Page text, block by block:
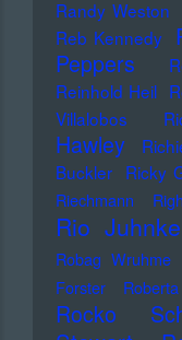
Randy Weston
Reb Kennedy
Peppers
Reinhold Heil
Villalobos
Hawley
Buckler
Ricky
Riechmann
Rio Juhnke
Robag Wruhme
Forster
Rocko